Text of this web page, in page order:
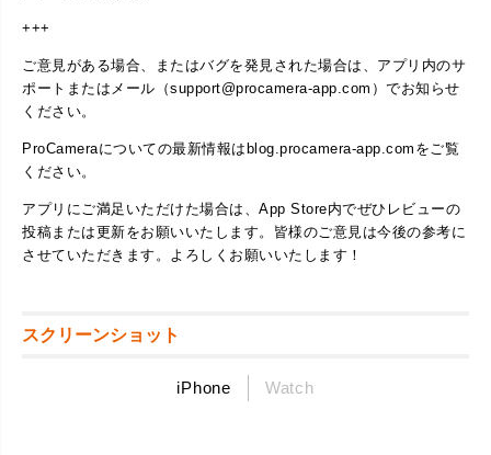
+++
ご意見がある場合、またはバグを発見された場合は、アプリ内のサ
ポートまたはメール（support@procamera-app.com）でお知らせ
ください。
ProCameraについての最新情報はblog.procamera-app.comをご覧
ください。
アプリにご満足いただけた場合は、App Store内でぜひレビューの
投稿または更新をお願いいたします。皆様のご意見は今後の参考に
させていただきます。よろしくお願いいたします！
スクリーンショット
iPhone Watch